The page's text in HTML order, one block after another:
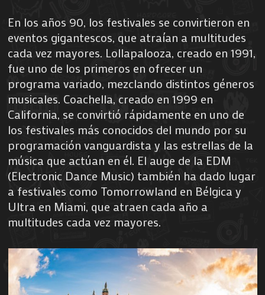
En los años 90, los festivales se convirtieron en
eventos gigantescos, que atraían a multitudes
cada vez mayores. Lollapalooza, creado en 1991,
fue uno de los primeros en ofrecer un
programa variado, mezclando distintos géneros
musicales. Coachella, creado en 1999 en
California, se convirtió rápidamente en uno de
los festivales más conocidos del mundo por su
programación vanguardista y las estrellas de la
música que actúan en él. El auge de la EDM
(Electronic Dance Music) también ha dado lugar
a festivales como Tomorrowland en Bélgica y
Ultra en Miami, que atraen cada año a
multitudes cada vez mayores.